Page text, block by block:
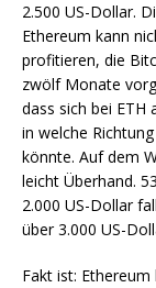
2.500 US-Dollar.
Ethereum kann
profitieren, die
zwölf Monate
dass sich bei ETH
in welche
könnte. Auf dem
leicht Überhand.
2.000 US-Dollar
über 3.000 US-
Fakt ist: